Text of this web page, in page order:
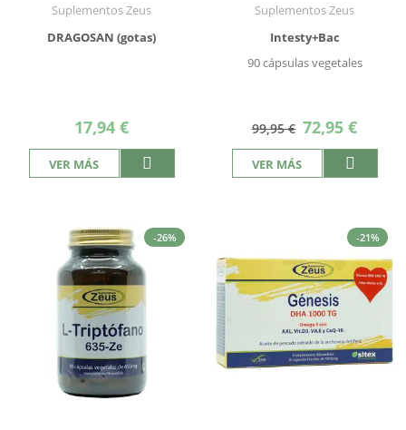
Suplementos Zeus
DRAGOSAN (gotas)
17,94 €
VER MÁS
Suplementos Zeus
Intesty+Bac
90 cápsulas vegetales
99,95 € Precio
especial
72,95 €
VER MÁS
-26% -21%